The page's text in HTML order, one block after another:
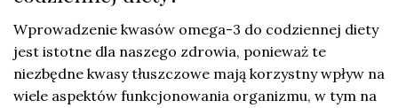
Wprowadzenie kwasów omega-3 do codziennej diety
jest istotne dla naszego zdrowia, ponieważ te
niezbędne kwasy tłuszczowe mają korzystny wpływ na
wiele aspektów funkcjonowania organizmu, w tym na